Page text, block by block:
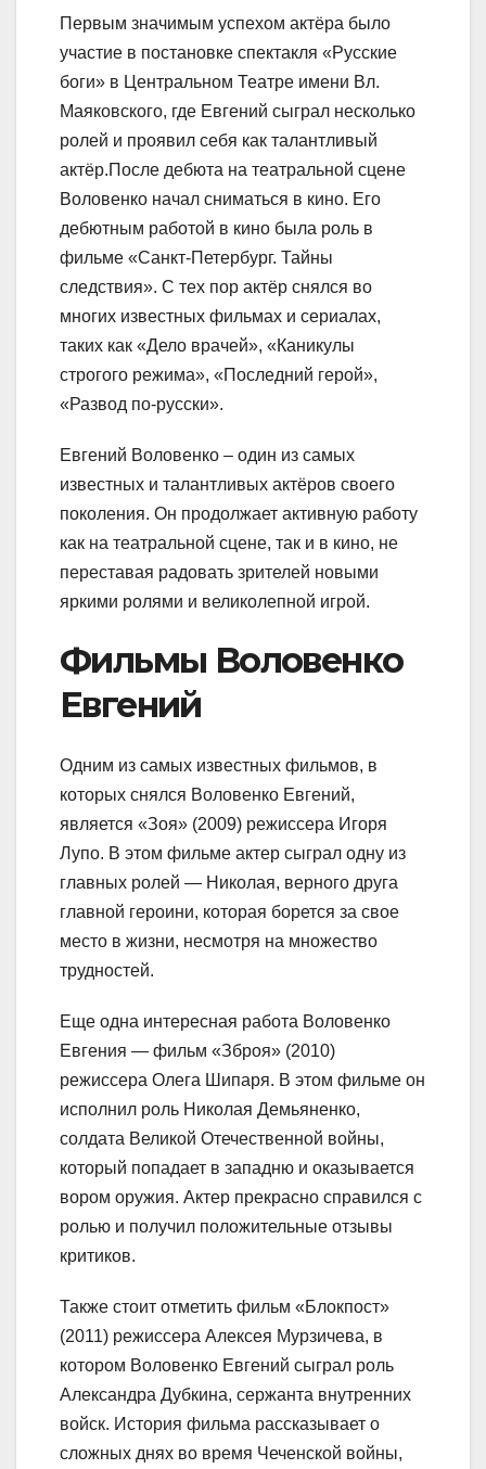
Первым значимым успехом актёра было
участие в постановке спектакля «Русские
боги» в Центральном Театре имени Вл.
Маяковского, где Евгений сыграл несколько
ролей и проявил себя как талантливый
актёр.После дебюта на театральной сцене
Воловенко начал сниматься в кино. Его
дебютным работой в кино была роль в
фильме «Санкт-Петербург. Тайны
следствия». С тех пор актёр снялся во
многих известных фильмах и сериалах,
таких как «Дело врачей», «Каникулы
строгого режима», «Последний герой»,
«Развод по-русски».
Евгений Воловенко – один из самых
известных и талантливых актёров своего
поколения. Он продолжает активную работу
как на театральной сцене, так и в кино, не
переставая радовать зрителей новыми
яркими ролями и великолепной игрой.
Фильмы Воловенко
Евгений
Одним из самых известных фильмов, в
которых снялся Воловенко Евгений,
является «Зоя» (2009) режиссера Игоря
Лупо. В этом фильме актер сыграл одну из
главных ролей — Николая, верного друга
главной героини, которая борется за свое
место в жизни, несмотря на множество
трудностей.
Еще одна интересная работа Воловенко
Евгения — фильм «Зброя» (2010)
режиссера Олега Шипаря. В этом фильме он
исполнил роль Николая Демьяненко,
солдата Великой Отечественной войны,
который попадает в западню и оказывается
вором оружия. Актер прекрасно справился с
ролью и получил положительные отзывы
критиков.
Также стоит отметить фильм «Блокпост»
(2011) режиссера Алексея Мурзичева, в
котором Воловенко Евгений сыграл роль
Александра Дубкина, сержанта внутренних
войск. История фильма рассказывает о
сложных днях во время Чеченской войны,